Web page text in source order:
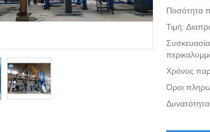
Ποσότητα
Τιμή:
Χρόνος
Όροι